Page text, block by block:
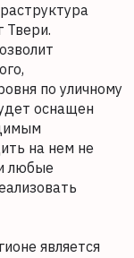
Твери.
по уличному
оснащен
на нем не
любые
является